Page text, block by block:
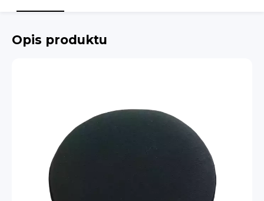
Opis produktu